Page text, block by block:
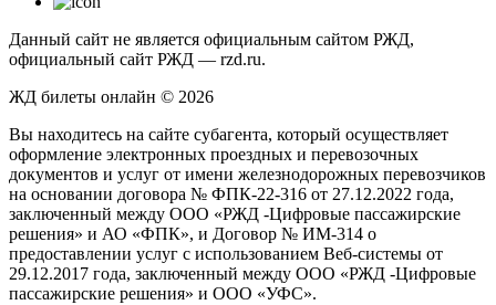
Данный сайт не является официальным сайтом РЖД,
официальный сайт РЖД — rzd.ru.
ЖД билеты онлайн © 2026
Вы находитесь на сайте субагента, который осуществляет
оформление электронных проездных и перевозочных
документов и услуг от имени железнодорожных перевозчиков
на основании договора № ФПК-22-316 от 27.12.2022 года,
заключенный между ООО «РЖД -Цифровые пассажирские
решения» и АО «ФПК», и Договор № ИМ-314 о
предоставлении услуг с использованием Веб-системы от
29.12.2017 года, заключенный между ООО «РЖД -Цифровые
пассажирские решения» и ООО «УФС».